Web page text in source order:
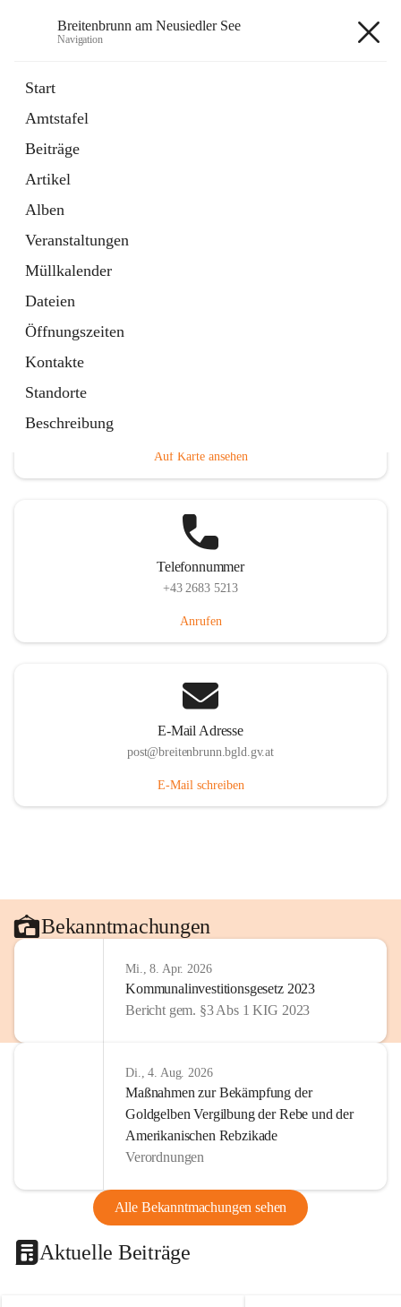
Breitenbrunn am Neusiedler See
Navigation
Start
Amtstafel
Beiträge
Artikel
Alben
Veranstaltungen
Müllkalender
Dateien
Öffnungszeiten
Kontakte
Standorte
Beschreibung
18 Schnellzugriffe
Gemeindeservice
Auf Karte ansehen
Telefonnummer
+43 2683 5213
Anrufen
E-Mail Adresse
post@breitenbrunn.bgld.gv.at
E-Mail schreiben
Bekanntmachungen
Mi., 8. Apr. 2026
Kommunalinvestitionsgesetz 2023
Bericht gem. §3 Abs 1 KIG 2023
Di., 4. Aug. 2026
Maßnahmen zur Bekämpfung der
Goldgelben Vergilbung der Rebe und der
Amerikanischen Rebzikade
Verordnungen
Alle Bekanntmachungen sehen
Aktuelle Beiträge